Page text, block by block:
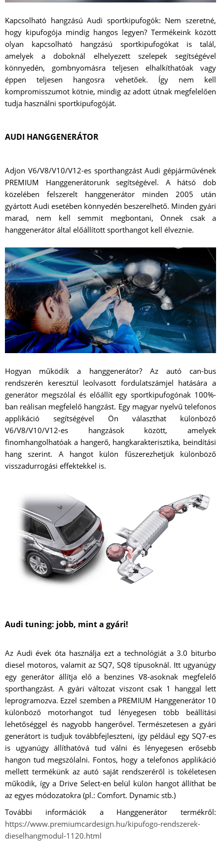
Kapcsolható hangzású Audi sportkipufogók: Nem szeretné,
hogy kipufogója mindig hangos legyen? Termékeink között
olyan kapcsolható hangzású sportkipufogókat is talál,
amelyek a doboknál elhelyezett szelepek segítségével
könnyedén, gombnyomásra teljesen elhalkíthatóak vagy
éppen teljesen hangosra vehetőek. Így nem kell
kompromisszumot kötnie, mindig az adott útnak megfelelően
tudja használni sportkipufogóját.
AUDI HANGGENERÁTOR
Adjon V6/V8/V10/V12-es sporthangzást Audi gépjárművének
PREMIUM Hanggenerátorunk segítségével. A hátsó dob
közelében felszerelt hanggenerátor minden 2005 után
gyártott Audi esetében könnyedén beszerelhető. Minden gyári
marad, nem kell semmit megbontani, Önnek csak a
hanggenerátor által előállított sporthangot kell élveznie.
Hogyan működik a hanggenerátor? Az autó can-bus
rendszerén keresztül leolvasott fordulatszámjel hatására a
generátor megszólal és előállít egy sportkipufogónak 100%-
ban reálisan megfelelő hangzást. Egy magyar nyelvű telefonos
applikáció segítségével Ön választhat különböző
V6/V8/V10/V12-es hangzások között, amelyek
finomhangolhatóak a hangerő, hangkarakterisztika, beindítási
hang szerint. A hangot külön fűszerezhetjük különböző
visszadurrogási effektekkel is.
Audi tuning: jobb, mint a gyári!
Az Audi évek óta használja ezt a technológiát a 3.0 biturbo
diesel motoros, valamit az SQ7, SQ8 típusoknál. Itt ugyanúgy
egy generátor állítja elő a benzines V8-asoknak megfelelő
sporthangzást. A gyári változat viszont csak 1 hanggal lett
leprogramozva. Ezzel szemben a PREMIUM Hanggenerátor 10
különböző motorhangot tud lényegesen több beállítási
lehetőséggel és nagyobb hangerővel. Természetesen a gyári
generátort is tudjuk továbbfejleszteni, így például egy SQ7-es
is ugyanúgy állíthatóvá tud válni és lényegesen erősebb
hangon tud megszólalni. Fontos, hogy a telefonos applikáció
mellett termékünk az autó saját rendszeréről is tökéletesen
működik, így a Drive Select-en belül külön hangot állíthat be
az egyes módozatokra (pl.: Comfort. Dynamic stb.)
További információk a Hanggenerátor termékről:
https://www.premiumcardesign.hu/kipufogo-rendszerek-
dieselhangmodul-1120.html